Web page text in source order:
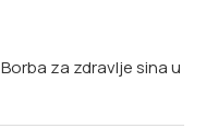
za zdravlje sina u